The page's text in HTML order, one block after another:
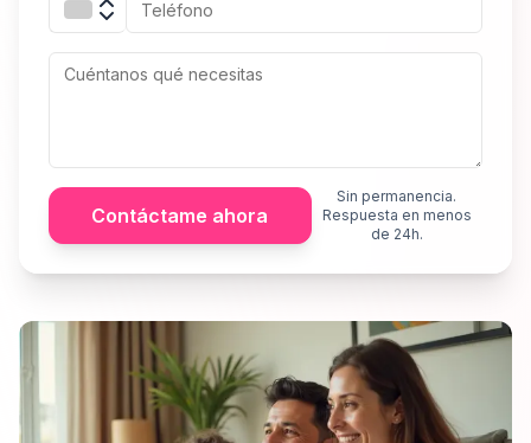
Contáctame ahora
Sin permanencia.
Respuesta en menos
de 24h.